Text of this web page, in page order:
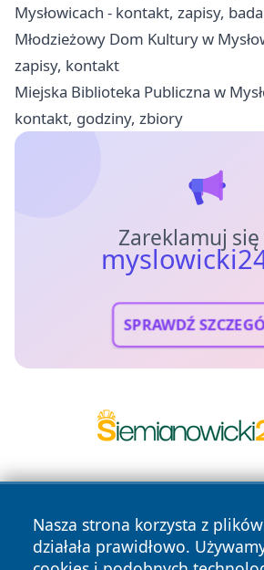
Mysłowicach - kontakt, zapisy,
Młodzieżowy Dom Kultury w
zapisy, kontakt
Miejska Biblioteka Publiczna w
kontakt, godziny, zbiory
Zareklamuj się
SPRAWDŹ
Nasza strona korzysta z
działała prawidłowo.